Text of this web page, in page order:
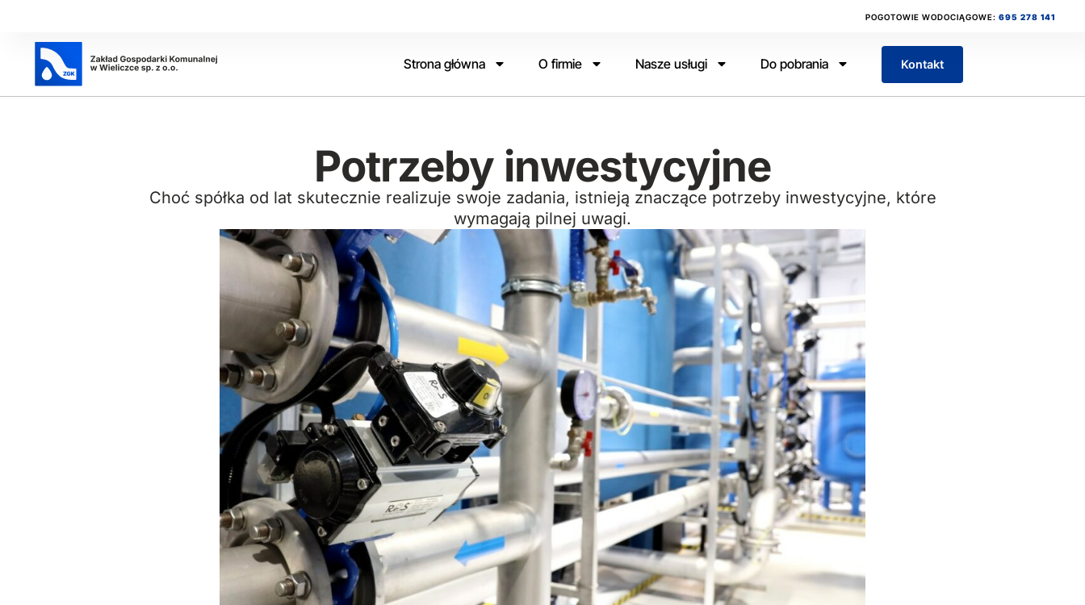
POGOTOWIE WODOCIĄGOWE: 695 278 141
Strona główna O firmie Nasze usługi Do pobrania Kontakt
Potrzeby inwestycyjne
Choć spółka od lat skutecznie realizuje swoje zadania, istnieją znaczące potrzeby inwestycyjne, które
wymagają pilnej uwagi.